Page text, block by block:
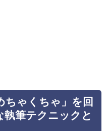
ちゃくちゃ」を回
筆テクニックと